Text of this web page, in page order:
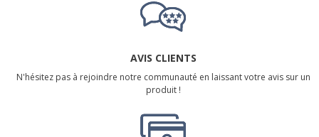
AVIS CLIENTS
N'hésitez pas à rejoindre notre communauté en laissant votre avis sur un
produit !